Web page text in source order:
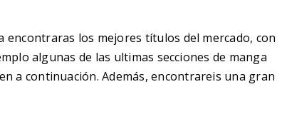
encontraras los mejores títulos del mercado, con
algunas de las ultimas secciones de manga
a continuación. Además, encontrareis una gran